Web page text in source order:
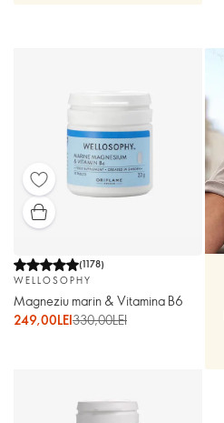
(1178)
WELLOSOPHY
Magneziu marin & Vitamina B6
249,00LEI330,00LEI